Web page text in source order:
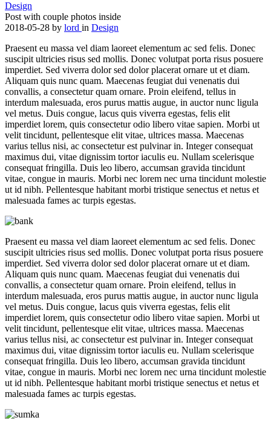
Design
Post with couple photos inside
2018-05-28 by lord in Design
Praesent eu massa vel diam laoreet elementum ac sed felis. Donec
suscipit ultricies risus sed mollis. Donec volutpat porta risus posuere
imperdiet. Sed viverra dolor sed dolor placerat ornare ut et diam.
Aliquam quis nunc quam. Maecenas feugiat dui venenatis dui
convallis, a consectetur quam ornare. Proin eleifend, tellus in
interdum malesuada, eros purus mattis augue, in auctor nunc ligula
vel metus. Duis congue, lacus quis viverra egestas, felis elit
imperdiet lorem, quis consectetur odio libero vitae sapien. Morbi ut
velit tincidunt, pellentesque elit vitae, ultrices massa. Maecenas
varius tellus nisi, ac consectetur est pulvinar in. Integer consequat
maximus dui, vitae dignissim tortor iaculis eu. Nullam scelerisque
consequat fringilla. Duis leo libero, accumsan gravida tincidunt
vitae, congue in mauris. Morbi nec lorem nec urna tincidunt molestie
ut id nibh. Pellentesque habitant morbi tristique senectus et netus et
malesuada fames ac turpis egestas.
Praesent eu massa vel diam laoreet elementum ac sed felis. Donec
suscipit ultricies risus sed mollis. Donec volutpat porta risus posuere
imperdiet. Sed viverra dolor sed dolor placerat ornare ut et diam.
Aliquam quis nunc quam. Maecenas feugiat dui venenatis dui
convallis, a consectetur quam ornare. Proin eleifend, tellus in
interdum malesuada, eros purus mattis augue, in auctor nunc ligula
vel metus. Duis congue, lacus quis viverra egestas, felis elit
imperdiet lorem, quis consectetur odio libero vitae sapien. Morbi ut
velit tincidunt, pellentesque elit vitae, ultrices massa. Maecenas
varius tellus nisi, ac consectetur est pulvinar in. Integer consequat
maximus dui, vitae dignissim tortor iaculis eu. Nullam scelerisque
consequat fringilla. Duis leo libero, accumsan gravida tincidunt
vitae, congue in mauris. Morbi nec lorem nec urna tincidunt molestie
ut id nibh. Pellentesque habitant morbi tristique senectus et netus et
malesuada fames ac turpis egestas.